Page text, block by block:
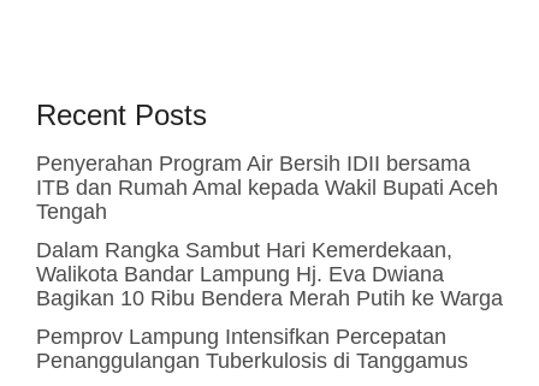
Recent Posts
Penyerahan Program Air Bersih IDII bersama
ITB dan Rumah Amal kepada Wakil Bupati Aceh
Tengah
Dalam Rangka Sambut Hari Kemerdekaan,
Walikota Bandar Lampung Hj. Eva Dwiana
Bagikan 10 Ribu Bendera Merah Putih ke Warga
Pemprov Lampung Intensifkan Percepatan
Penanggulangan Tuberkulosis di Tanggamus